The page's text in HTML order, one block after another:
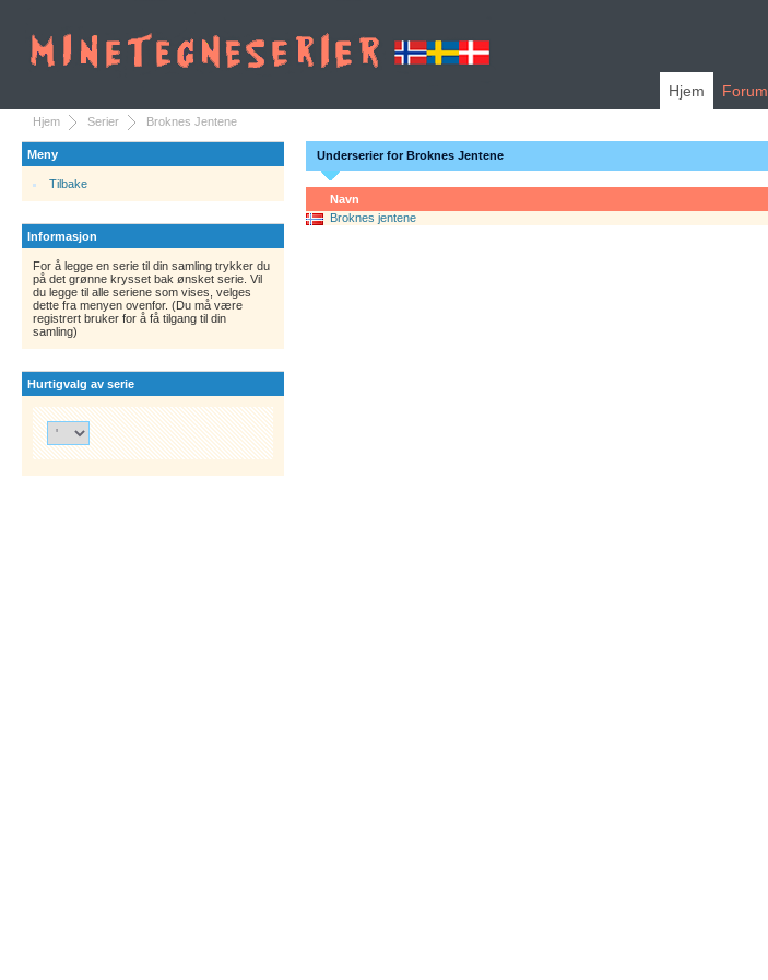
Hjem Forum
Hjem Serier Broknes Jentene
Meny
Tilbake
Informasjon
For å legge en serie til din samling trykker du
på det grønne krysset bak ønsket serie. Vil
du legge til alle seriene som vises, velges
dette fra menyen ovenfor. (Du må være
registrert bruker for å få tilgang til din
samling)
Hurtigvalg av serie
Underserier for Broknes Jentene
Navn
Broknes jentene